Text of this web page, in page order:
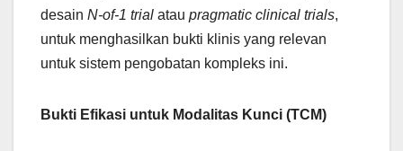
desain N-of-1 trial atau pragmatic clinical trials,
untuk menghasilkan bukti klinis yang relevan
untuk sistem pengobatan kompleks ini.
Bukti Efikasi untuk Modalitas Kunci (TCM)